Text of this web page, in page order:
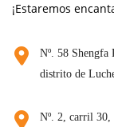
¡Estaremos
Nº. 58 Shengfa
distrito de
Nº. 2, carril 30,